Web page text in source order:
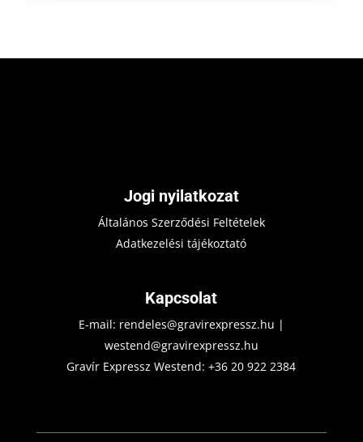
Jogi nyilatkozat
Általános Szerződési Feltételek
Adatkezelési tájékoztató
Kapcsolat
E-mail: rendeles@gravirexpressz.hu |
westend@gravirexpressz.hu
Gravír Expressz Westend:+36 20 922 2384